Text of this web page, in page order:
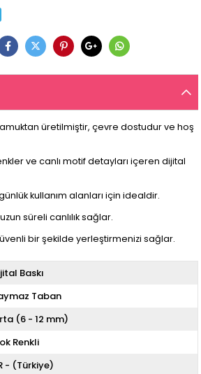
üretilmiştir, çevre dostudur ve hoş
ve canlı motif detayları içeren dijital
kullanım alanları için idealdir.
süreli canlılık sağlar.
bir şekilde yerleştirmenizi sağlar.
Baskı
Taban
(6 - 12 mm)
Renkli
- (Türkiye)